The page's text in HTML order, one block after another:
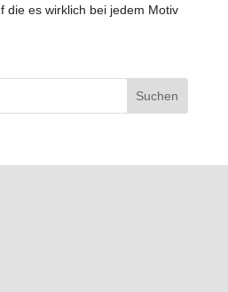
die es wirklich bei jedem Motiv